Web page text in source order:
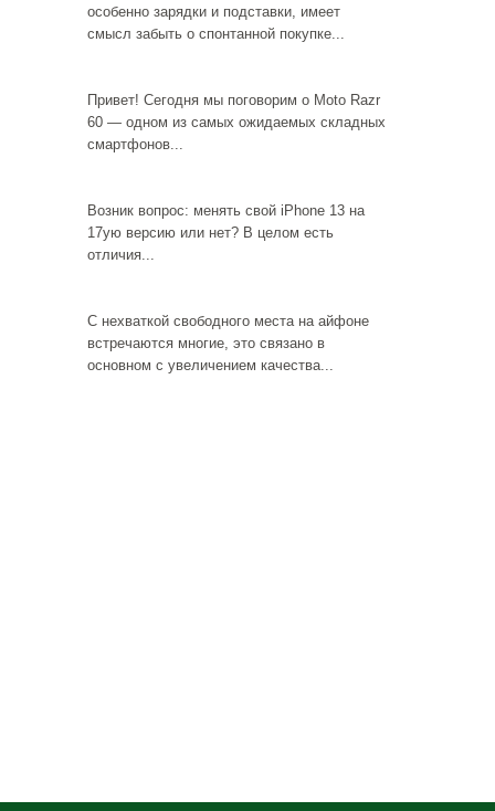
особенно зарядки и подставки, имеет
смысл забыть о спонтанной покупке...
Привет! Сегодня мы поговорим о Moto Razr
60 — одном из самых ожидаемых складных
смартфонов...
Возник вопрос: менять свой iPhone 13 на
17ую версию или нет? В целом есть
отличия...
С нехваткой свободного места на айфоне
встречаются многие, это связано в
основном с увеличением качества...